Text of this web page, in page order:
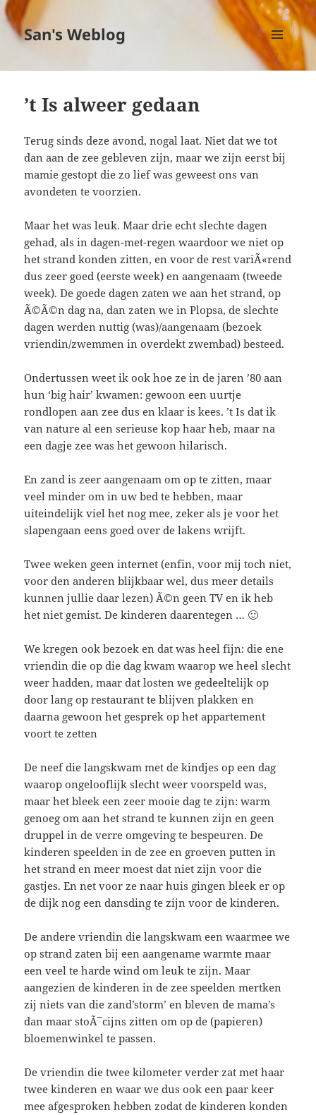
San's Weblog
MENU
EN
’t Is alweer gedaan
Terug sinds deze avond, nogal laat. Niet dat we tot
dan aan de zee gebleven zijn, maar we zijn eerst bij
mamie gestopt die zo lief was geweest ons van
avondeten te voorzien.
Maar het was leuk. Maar drie echt slechte dagen
gehad, als in dagen-met-regen waardoor we niet op
het strand konden zitten, en voor de rest variÃ«rend
dus zeer goed (eerste week) en aangenaam (tweede
week). De goede dagen zaten we aan het strand, op
Ã©Ã©n dag na, dan zaten we in Plopsa, de slechte
dagen werden nuttig (was)/aangenaam (bezoek
vriendin/zwemmen in overdekt zwembad) besteed.
Ondertussen weet ik ook hoe ze in de jaren ’80 aan
hun ‘big hair’ kwamen: gewoon een uurtje
rondlopen aan zee dus en klaar is kees. ’t Is dat ik
van nature al een serieuse kop haar heb, maar na
een dagje zee was het gewoon hilarisch.
En zand is zeer aangenaam om op te zitten, maar
veel minder om in uw bed te hebben, maar
uiteindelijk viel het nog mee, zeker als je voor het
slapengaan eens goed over de lakens wrijft.
Twee weken geen internet (enfin, voor mij toch niet,
voor den anderen blijkbaar wel, dus meer details
kunnen jullie daar lezen) Ã©n geen TV en ik heb
het niet gemist. De kinderen daarentegen … 🙂
We kregen ook bezoek en dat was heel fijn: die ene
vriendin die op die dag kwam waarop we heel slecht
weer hadden, maar dat losten we gedeeltelijk op
door lang op restaurant te blijven plakken en
daarna gewoon het gesprek op het appartement
voort te zetten
De neef die langskwam met de kindjes op een dag
waarop ongelooflijk slecht weer voorspeld was,
maar het bleek een zeer mooie dag te zijn: warm
genoeg om aan het strand te kunnen zijn en geen
druppel in de verre omgeving te bespeuren. De
kinderen speelden in de zee en groeven putten in
het strand en meer moest dat niet zijn voor die
gastjes. En net voor ze naar huis gingen bleek er op
de dijk nog een dansding te zijn voor de kinderen.
De andere vriendin die langskwam een waarmee we
op strand zaten bij een aangename warmte maar
een veel te harde wind om leuk te zijn. Maar
aangezien de kinderen in de zee speelden mertken
zij niets van die zand’storm’ en bleven de mama’s
dan maar stoÃ¯cijns zitten om op de (papieren)
bloemenwinkel te passen.
De vriendin die twee kilometer verder zat met haar
twee kinderen en waar we dus ook een paar keer
mee afgesproken hebben zodat de kinderen konden